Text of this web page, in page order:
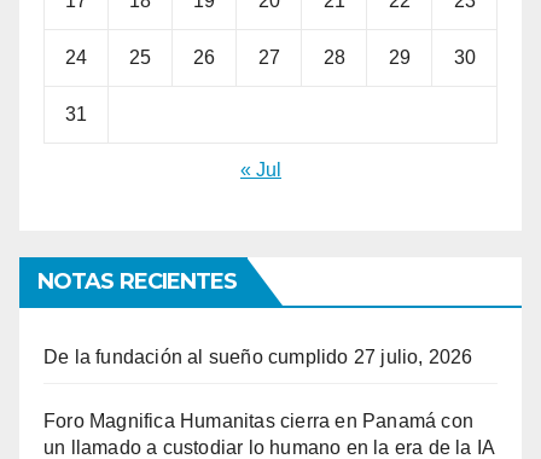
24 25 26 27 28 29 30
31
« Jul
NOTAS RECIENTES
De la fundación al sueño cumplido 27 julio, 2026
Foro Magnifica Humanitas cierra en Panamá con
un llamado a custodiar lo humano en la era de la IA